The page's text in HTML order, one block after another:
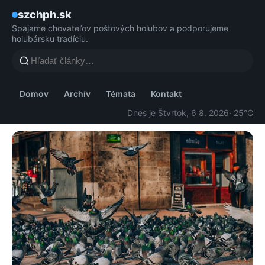
szchph.sk
Spájame chovateľov poštových holubov a podporujeme
holubársku tradíciu.
Domov Archív Témata
Kontakt
Dnes je Štvrtok, 6 8. 2026· 25°C